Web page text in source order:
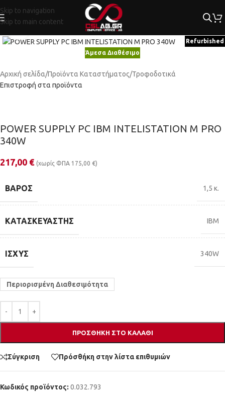
Skip to navigation
Skip to main content
Κλικ για μεγέθυνση
Refurbished
Άμεσα Διαθέσιμο
Αρχική σελίδα/Προϊόντα Καταστήματος/Τροφοδοτικά
Επιστροφή στα προϊόντα
POWER SUPPLY PC IBM INTELISTATION M PRO
340W
217,00 € (χωρίς ΦΠΑ 175,00 €)
ΒΆΡΟΣ 1,5 κ.
ΚΑΤΑΣΚΕΥΑΣΤΉΣ IBM
ΙΣΧΎΣ 340W
Περιορισμένη Διαθεσιμότητα
ΠΡΟΣΘΉΚΗ ΣΤΟ ΚΑΛΆΘΙ
Σύγκριση Πρόσθήκη στην λίστα επιθυμιών
Κωδικός προϊόντος: 0.032.793